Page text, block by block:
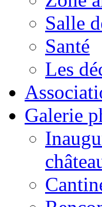
Salle
Santé
Les
Galerie